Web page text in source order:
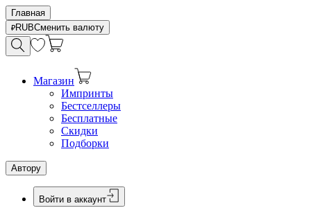
Главная
RUBСменить валюту
Магазин
Импринты
Бестселлеры
Бесплатные
Скидки
Подборки
Автору
Войти в аккаунт